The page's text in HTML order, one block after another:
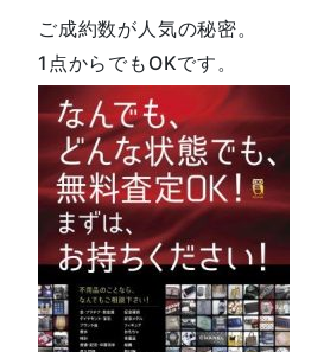
ご成約数が人気の秘密。
1点からでもOKです。